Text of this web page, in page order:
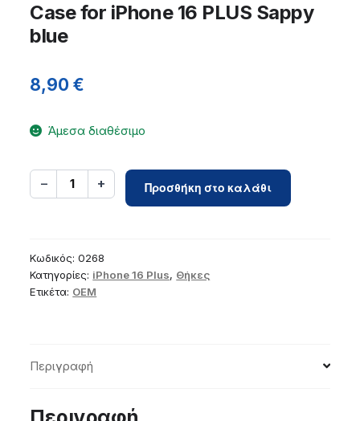
Case for iPhone 16 PLUS Sappy
blue
8,90€
Άμεσα διαθέσιμο
− 1 +
Case
for
Sappy
Προσθήκη στο καλάθι
Κωδικός:0268
Κατηγορίες: iPhone 16 Plus, Θήκες
Ετικέτα: OEM
Περιγραφή